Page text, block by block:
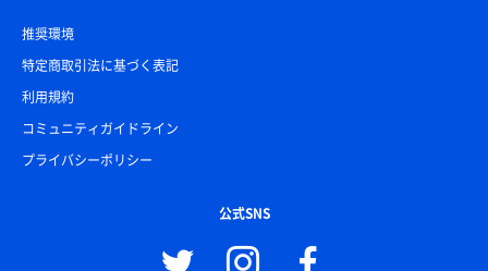
推奨環境
特定商取引法に基づく表記
利用規約
コミュニティガイドライン
プライバシーポリシー
公式SNS